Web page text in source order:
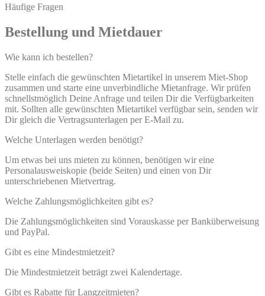
Häufige Fragen
Bestellung und Mietdauer
Wie kann ich bestellen?
Stelle einfach die gewünschten Mietartikel in unserem Miet-Shop
zusammen und starte eine unverbindliche Mietanfrage. Wir prüfen
schnellstmöglich Deine Anfrage und teilen Dir die Verfügbarkeiten
mit. Sollten alle gewünschten Mietartikel verfügbar sein, senden wir
Dir gleich die Vertragsunterlagen per E-Mail zu.
Welche Unterlagen werden benötigt?
Um etwas bei uns mieten zu können, benötigen wir eine
Personalausweiskopie (beide Seiten) und einen von Dir
unterschriebenen Mietvertrag.
Welche Zahlungsmöglichkeiten gibt es?
Die Zahlungsmöglichkeiten sind Vorauskasse per Banküberweisung
und PayPal.
Gibt es eine Mindestmietzeit?
Die Mindestmietzeit beträgt zwei Kalendertage.
Gibt es Rabatte für Langzeitmieten?